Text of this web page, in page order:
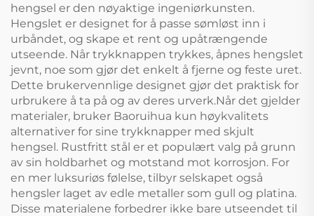
hengsel er den nøyaktige ingeniørkunsten.
Hengslet er designet for å passe sømløst inn i
urbåndet, og skape et rent og upåtrængende
utseende. Når trykknappen trykkes, åpnes hengslet
jevnt, noe som gjør det enkelt å fjerne og feste uret.
Dette brukervennlige designet gjør det praktisk for
urbrukere å ta på og av deres urverk.Når det gjelder
materialer, bruker Baoruihua kun høykvalitets
alternativer for sine trykknapper med skjult
hengsel. Rustfritt stål er et populært valg på grunn
av sin holdbarhet og motstand mot korrosjon. For
en mer luksuriøs følelse, tilbyr selskapet også
hengsler laget av edle metaller som gull og platina.
Disse materialene forbedrer ikke bare utseendet til